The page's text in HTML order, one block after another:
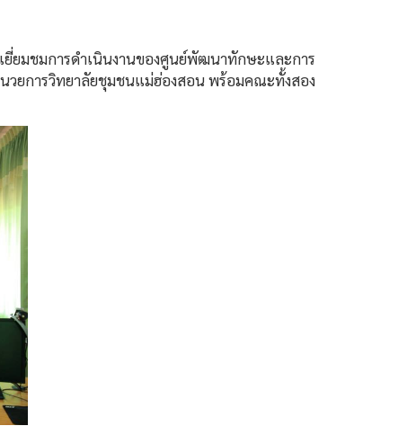
ชมการดำเนินงานของศูนย์พัฒนาทักษะและการ
วยการวิทยาลัยชุมชนแม่ฮ่องสอน พร้อมคณะทั้งสอง